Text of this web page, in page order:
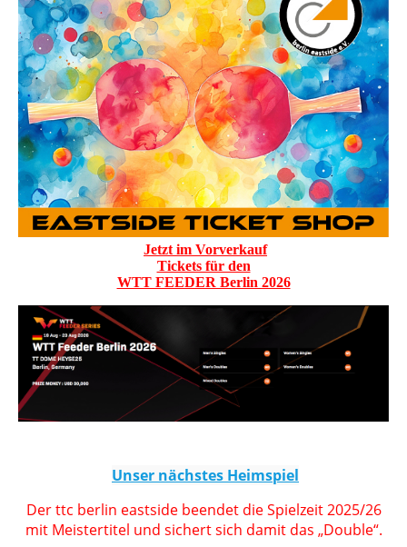
Jetzt im Vorverkauf
Tickets für den
WTT FEEDER Berlin 2026
Unser nächstes Heimspiel
Der ttc berlin eastside beendet die Spielzeit 2025/26
mit Meistertitel und sichert sich damit das „Double“.